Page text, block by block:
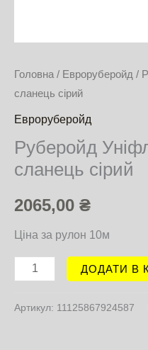
Головна / Евроруберойд /
сланець сірий
Евроруберойд
Руберойд
сланець сірий
2065,00 ₴
Ціна за рулон 10м
ДОДАТИ В
Артикул: 11125867924587